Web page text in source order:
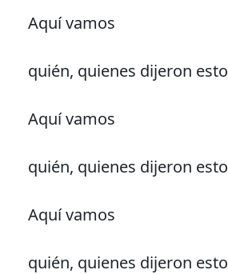
Aquí vamos
quién, quienes dijeron esto
Aquí vamos
quién, quienes dijeron esto
Aquí vamos
quién, quienes dijeron esto